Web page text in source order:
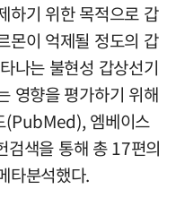
하기 위한 목적으로 갑
몬이 억제될 정도의 갑
나는 불현성 갑상선기
영향을 평가하기 위해
(PubMed), 엠베이스
검색을 통해 총 17편의
타분석했다.